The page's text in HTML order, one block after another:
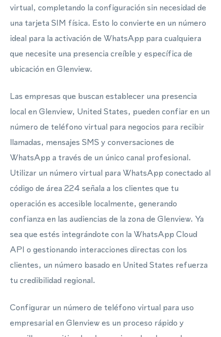
virtual, completando la configuración sin necesidad de
una tarjeta SIM física. Esto lo convierte en un número
ideal para la activación de WhatsApp para cualquiera
que necesite una presencia creíble y específica de
ubicación en Glenview.
Las empresas que buscan establecer una presencia
local en Glenview, United States, pueden confiar en un
número de teléfono virtual para negocios para recibir
llamadas, mensajes SMS y conversaciones de
WhatsApp a través de un único canal profesional.
Utilizar un número virtual para WhatsApp conectado al
código de área 224 señala a los clientes que tu
operación es accesible localmente, generando
confianza en las audiencias de la zona de Glenview. Ya
sea que estés integrándote con la WhatsApp Cloud
API o gestionando interacciones directas con los
clientes, un número basado en United States refuerza
tu credibilidad regional.
Configurar un número de teléfono virtual para uso
empresarial en Glenview es un proceso rápido y